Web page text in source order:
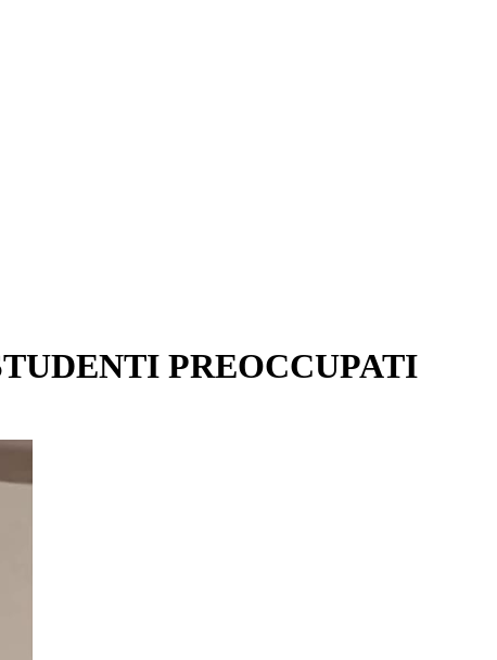
PREOCCUPATI